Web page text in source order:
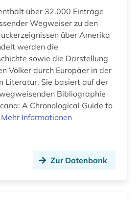
maritime wirtschaft (1)
(1)
menschenrecht (1)
metallischer werkstoff (1)
(1)
über 32.000 Einträge
Wegweiser zu den
über Amerika
werden die
sowie die Darstellung
Völker durch Europäer in der
Literatur. Sie basiert auf der
Bibliographie
A Chronological Guide to
Mehr Informationen
Zur Datenbank